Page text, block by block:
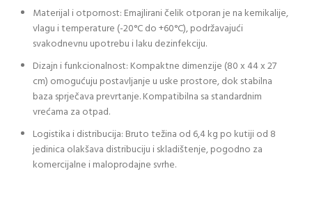
Materijal i otpornost: Emajlirani čelik otporan je na kemikalije,
vlagu i temperature (-20°C do +60°C), podržavajući
svakodnevnu upotrebu i laku dezinfekciju.
Dizajn i funkcionalnost: Kompaktne dimenzije (80 x 44 x 27
cm) omogućuju postavljanje u uske prostore, dok stabilna
baza sprječava prevrtanje. Kompatibilna sa standardnim
vrećama za otpad.
Logistika i distribucija: Bruto težina od 6,4 kg po kutiji od 8
jedinica olakšava distribuciju i skladištenje, pogodno za
komercijalne i maloprodajne svrhe.